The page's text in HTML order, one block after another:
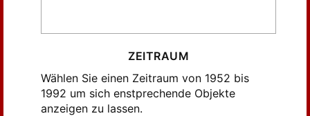
ZEITRAUM
Wählen Sie einen Zeitraum von 1952 bis
1992 um sich enstprechende Objekte
anzeigen zu lassen.